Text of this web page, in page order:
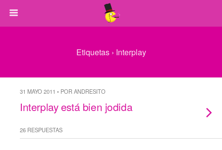
Etiquetas › Interplay
31 MAYO 2011 • POR ANDRESITO
Interplay está bien jodida
26 RESPUESTAS